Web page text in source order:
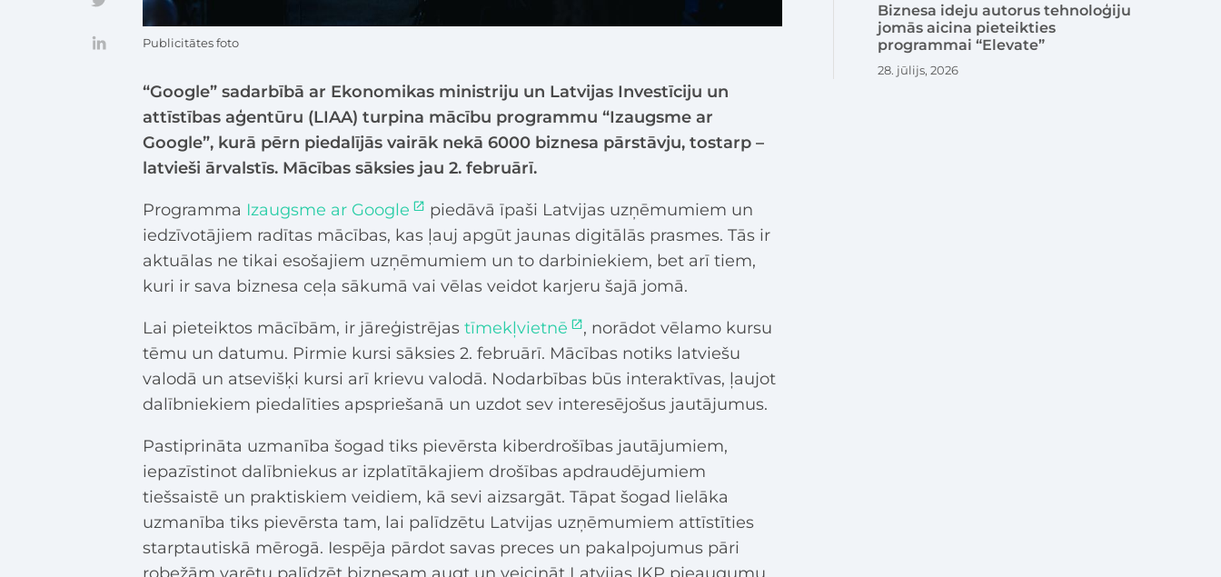
“Google” sadarbībā ar Ekonomikas ministriju un Latvijas Investīciju un
attīstības aģentūru (LIAA) turpina mācību programmu “Izaugsme ar
Google”, kurā pērn piedalījās vairāk nekā 6000 biznesa pārstāvju, tostarp –
latvieši ārvalstīs. Mācības sāksies jau 2. februārī.
Programma Izaugsme ar Google
piedāvā īpaši Latvijas uzņēmumiem un
iedzīvotājiem radītas mācības, kas ļauj apgūt jaunas digitālās prasmes. Tās ir
aktuālas ne tikai esošajiem uzņēmumiem un to darbiniekiem, bet arī tiem,
kuri ir sava biznesa ceļa sākumā vai vēlas veidot karjeru šajā jomā.
Lai pieteiktos mācībām, ir jāreģistrējas tīmekļvietnē
, norādot vēlamo kursu
tēmu un datumu. Pirmie kursi sāksies 2. februārī. Mācības notiks latviešu
valodā un atsevišķi kursi arī krievu valodā. Nodarbības būs interaktīvas, ļaujot
dalībniekiem piedalīties apspriešanā un uzdot sev interesējošus jautājumus.
Pastiprināta uzmanība šogad tiks pievērsta kiberdrošības jautājumiem,
iepazīstinot dalībniekus ar izplatītākajiem drošības apdraudējumiem
tiešsaistē un praktiskiem veidiem, kā sevi aizsargāt. Tāpat šogad lielāka
uzmanība tiks pievērsta tam, lai palīdzētu Latvijas uzņēmumiem attīstīties
starptautiskā mērogā. Iespēja pārdot savas preces un pakalpojumus pāri
Biznesa ideju autorus tehnoloģiju
jomās aicina pieteikties
programmai “Elevate”
28. jūlijs, 2026
Publicitātes foto